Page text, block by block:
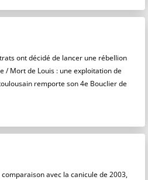
ont décidé de lancer une rébellion
/ Mort de Louis : une exploitation de
remporte son 4e Bouclier de
avec la canicule de 2003,